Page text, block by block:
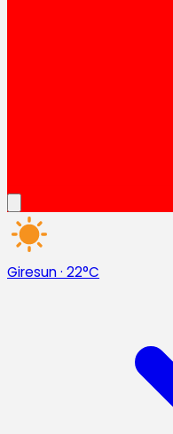
Giresun· 22°C